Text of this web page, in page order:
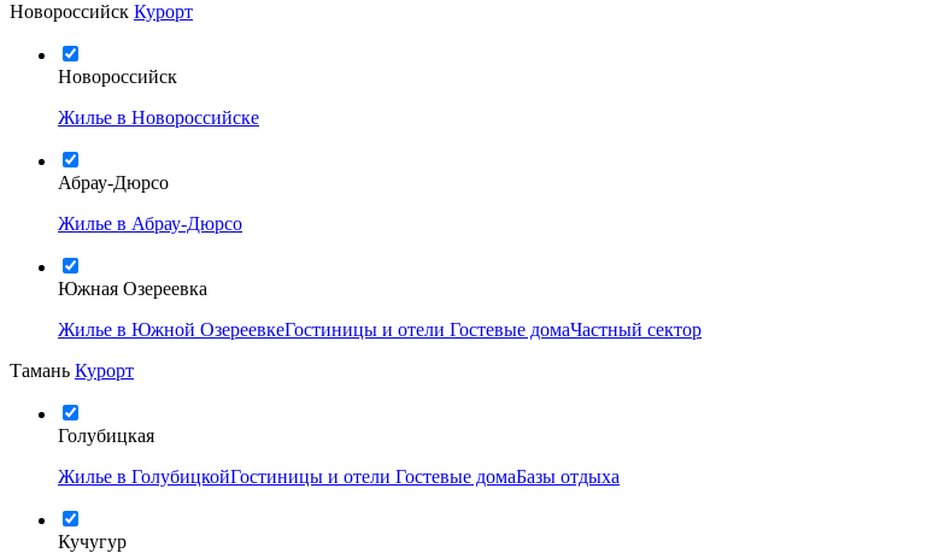
Новороссийск Курорт
Новороссийск
Жилье в Новороссийске
Абрау-Дюрсо
Жилье в Абрау-Дюрсо
Южная Озереевка
Жилье в Южной ОзереевкеГостиницы и отели Гостевые домаЧастный сектор
Тамань Курорт
Голубицкая
Жилье в ГолубицкойГостиницы и отели Гостевые домаБазы отдыха
Кучугур